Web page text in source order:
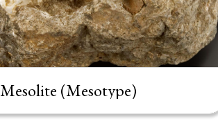
Mesolite (Mesotype)